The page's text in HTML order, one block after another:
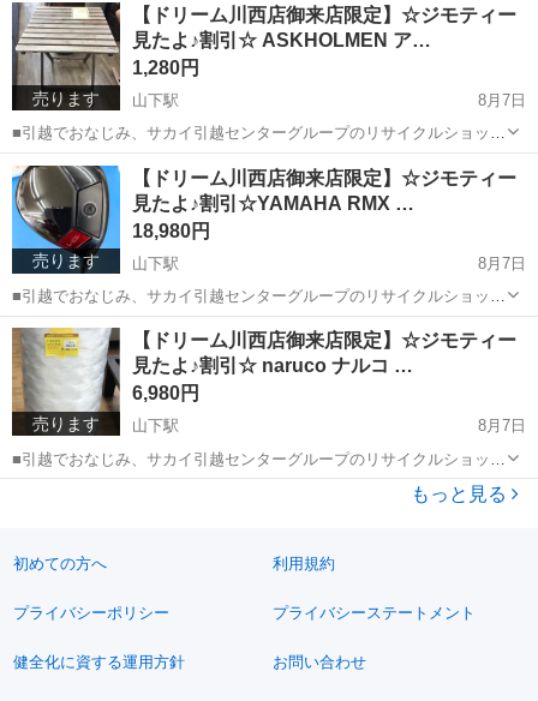
ざいます！ ■弊社を装った偽サイトにご注意下さい！ 当店のジモ
ティー出品情報、画像...
売ります
【ドリーム川西店御来店限定】☆ジモティー
見たよ♪割引☆ ASKHOLMEN ア…
1,280円
山下駅
8月7日
■引越でおなじみ、サカイ引越センターグループのリサイクルショップ
【ドリーム川西店】です！ この度はご覧頂きましてありがとうご
ざいます！ ■弊社を装った偽サイトにご注意下さい！ 当店のジモ
ティー出品情報、画像...
兵庫 川西市 山下駅 テーブル アスクホルメン
売ります
【ドリーム川西店御来店限定】☆ジモティー
見たよ♪割引☆YAMAHA RMX …
18,980円
山下駅
8月7日
■引越でおなじみ、サカイ引越センターグループのリサイクルショップ
【ドリーム川西店】です！ この度はご覧頂きましてありがとうご
ざいます！ ■弊社...
兵庫 川西市 山下駅 ゴルフ RMX
売ります
【ドリーム川西店御来店限定】☆ジモティー
見たよ♪割引☆ naruco ナルコ …
6,980円
山下駅
8月7日
■引越でおなじみ、サカイ引越センターグループのリサイクルショップ
【ドリーム川西店】です！ この度はご覧頂きましてありがとうご
もっと見る
初めての方へ 利用規約
プライバシーポリシー プライバシーステートメント
健全化に資する運用方針 お問い合わせ